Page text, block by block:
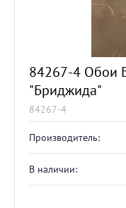
84267-4 Обои
"Бриджида"
84267-4
Производитель:
В наличии: